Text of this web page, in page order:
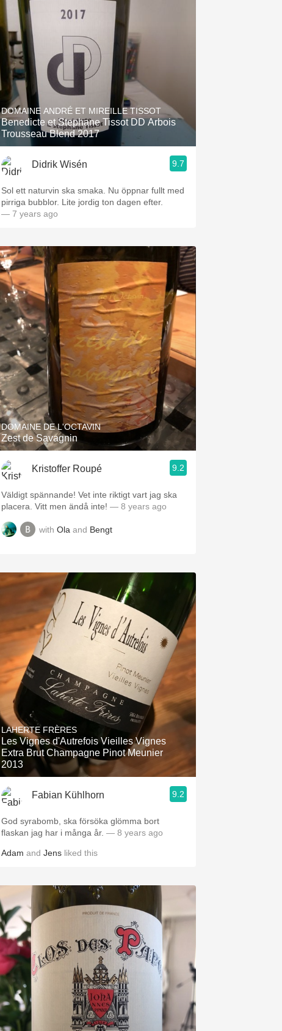
DOMAINE ANDRÉ ET MIREILLE TISSOT
Benedicte et Stephane Tissot DD Arbois
Trousseau Blend 2017
Didrik Wisén 9.7
Sol ett naturvin ska smaka. Nu öppnar fullt med
pirriga bubblor. Lite jordig ton dagen efter.
— 7 years ago
DOMAINE DE L'OCTAVIN
Zest de Savagnin
Kristoffer Roupé 9.2
Väldigt spännande! Vet inte riktigt vart jag ska
placera. Vitt men ändå inte! — 8 years ago
with Ola and Bengt
LAHERTE FRÈRES
Les Vignes d'Autrefois Vieilles Vignes
Extra Brut Champagne Pinot Meunier
2013
Fabian Kühlhorn 9.2
God syrabomb, ska försöka glömma bort
flaskan jag har i många år. — 8 years ago
Adam and Jens liked this